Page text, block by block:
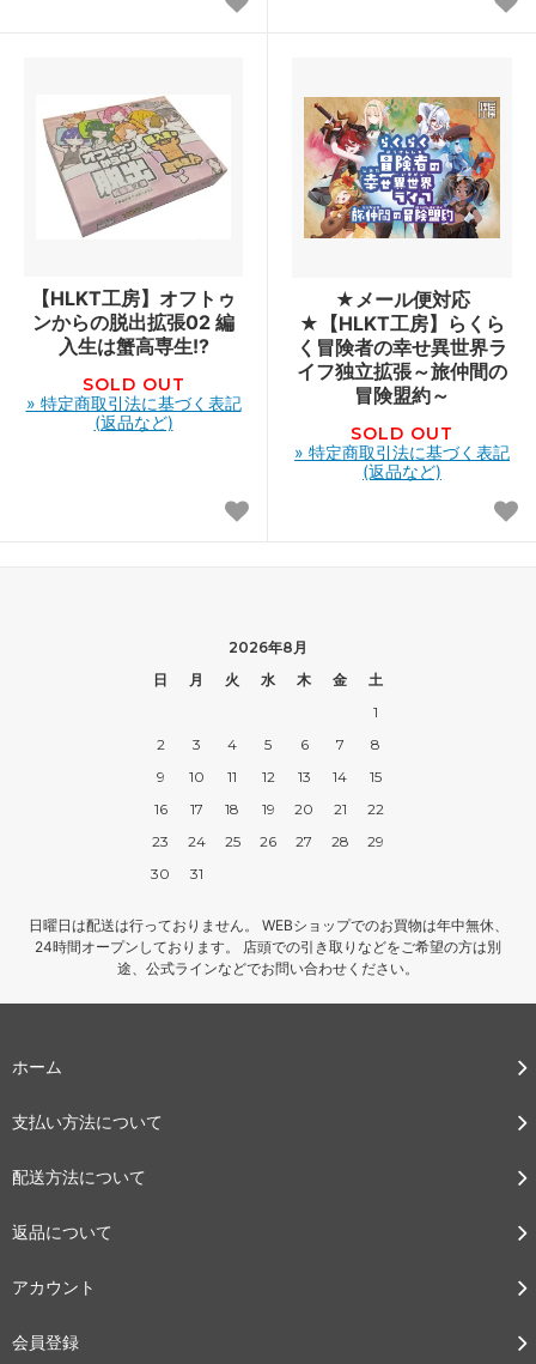
【HLKT工房】オフトゥ
ンからの脱出拡張02 編
入生は蟹高専生!?
SOLD OUT
» 特定商取引法に基づく表記
(返品など)
★メール便対応
★【HLKT工房】らくら
く冒険者の幸せ異世界ラ
イフ独立拡張～旅仲間の
冒険盟約～
SOLD OUT
» 特定商取引法に基づく表記
(返品など)
2026年8月
日
月 火 水 木 金
土
1
2
3 4 5 6 7
8
9
10 11 12 13 14
15
16
17 18 19 20 21
22
23
24 25 26 27 28
29
30
31
日曜日は配送は行っておりません。 WEBショップでのお買物は年中無休、
24時間オープンしております。 店頭での引き取りなどをご希望の方は別
途、公式ラインなどでお問い合わせください。
ホーム
支払い方法について
配送方法について
返品について
アカウント
会員登録